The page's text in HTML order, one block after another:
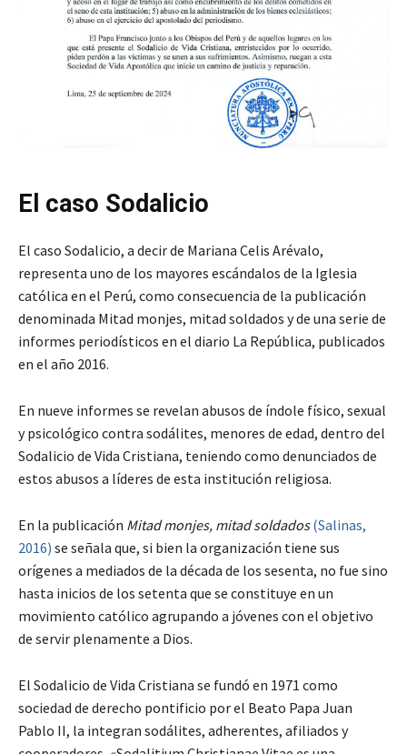
El caso Sodalicio
El caso Sodalicio, a decir de Mariana Celis Arévalo,
representa uno de los mayores escándalos de la Iglesia
católica en el Perú, como consecuencia de la publicación
denominada Mitad monjes, mitad soldados y de una serie de
informes periodísticos en el diario La República, publicados
en el año 2016.
En nueve informes se revelan abusos de índole físico, sexual
y psicológico contra sodálites, menores de edad, dentro del
Sodalicio de Vida Cristiana, teniendo como denunciados de
estos abusos a líderes de esta institución religiosa.
En la publicación Mitad monjes, mitad soldados(Salinas,
2016) se señala que, si bien la organización tiene sus
orígenes a mediados de la década de los sesenta, no fue sino
hasta inicios de los setenta que se constituye en un
movimiento católico agrupando a jóvenes con el objetivo
de servir plenamente a Dios.
El Sodalicio de Vida Cristiana se fundó en 1971 como
sociedad de derecho pontificio por el Beato Papa Juan
Pablo II, la integran sodálites, adherentes, afiliados y